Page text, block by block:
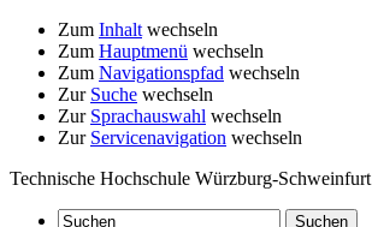
Zum Inhalt wechseln
Zum Hauptmenü wechseln
Zum Navigationspfad wechseln
Zur Suche wechseln
Zur Sprachauswahl wechseln
Zur Servicenavigation wechseln
Technische Hochschule Würzburg-Schweinfurt